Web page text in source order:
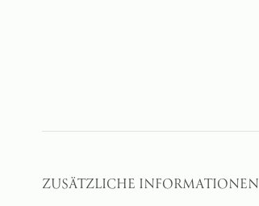
ZUSÄTZLICHE INFORMATIONEN